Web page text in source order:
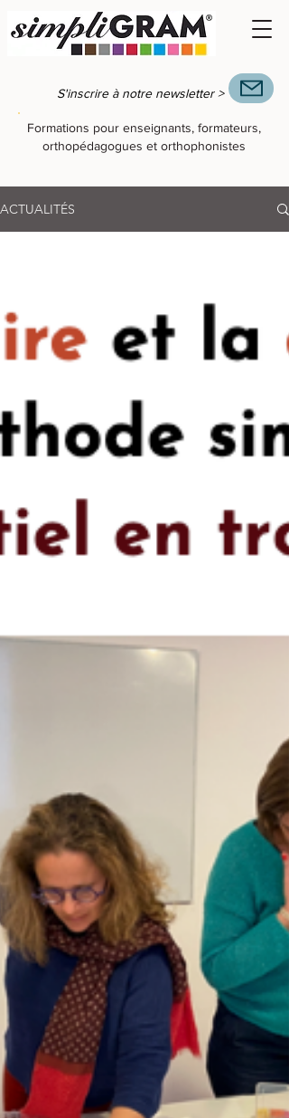
S'inscrire à notre newsletter >
Formations pour enseignants, formateurs,
orthopédagogues et orthophonistes
ACTUALITÉS